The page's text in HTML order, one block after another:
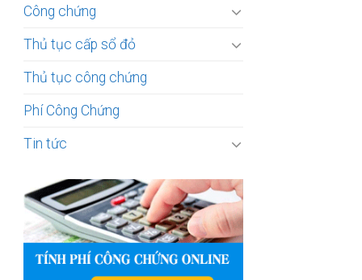
Công chứng
Thủ tục cấp sổ đỏ
Thủ tục công chứng
Phí Công Chứng
Tin tức